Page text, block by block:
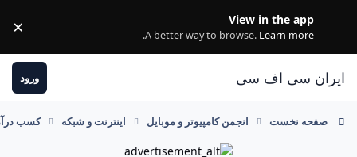
View in the app
A better way to browse. Learn more
.
×
ایران سی اف سی ورود
صفحه نخست انجمن کامپیوتر و موبایل اینترنت و شبکه کسب